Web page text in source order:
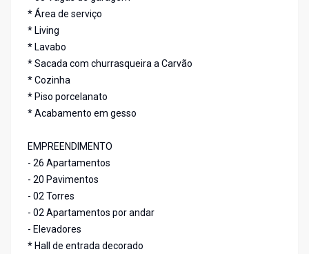
* Área de serviço
* Living
* Lavabo
* Sacada com churrasqueira a Carvão
* Cozinha
* Piso porcelanato
* Acabamento em gesso
EMPREENDIMENTO
- 26 Apartamentos
- 20 Pavimentos
- 02 Torres
- 02 Apartamentos por andar
- Elevadores
* Hall de entrada decorado